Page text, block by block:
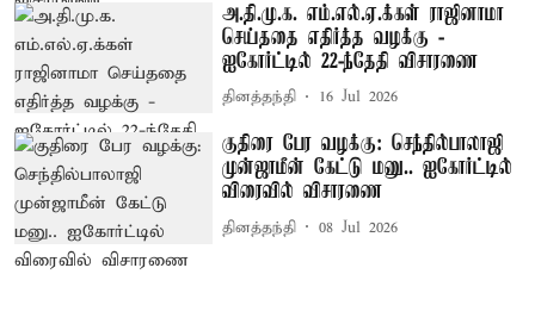
அ.தி.மு.க. எம்.எல்.ஏ.க்கள் ராஜினாமா
செய்ததை எதிர்த்த வழக்கு -
ஐகோர்ட்டில் 22-ந்தேதி விசாரணை
தினத்தந்தி 16 Jul 2026
குதிரை பேர வழக்கு: செந்தில்பாலாஜி
முன்ஜாமீன் கேட்டு மனு.. ஐகோர்ட்டில்
விரைவில் விசாரணை
தினத்தந்தி 08 Jul 2026